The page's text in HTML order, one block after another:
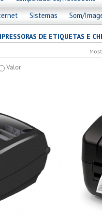
Sistemas Som/
DE ETIQUETAS E
Valor